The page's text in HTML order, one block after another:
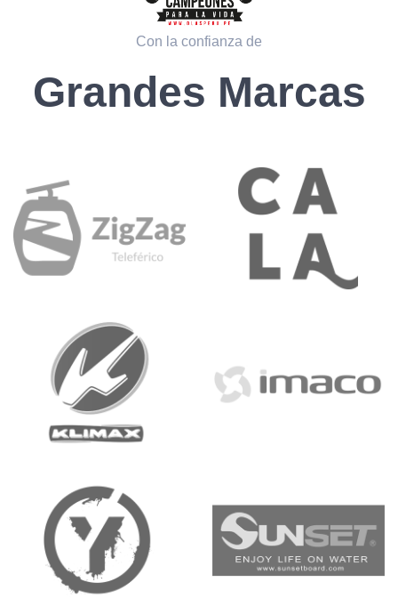
Con la confianza de
Grandes Marcas